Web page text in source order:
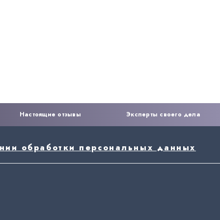
Настоящие отзывы Эксперты своего дела
обработки персональных данных